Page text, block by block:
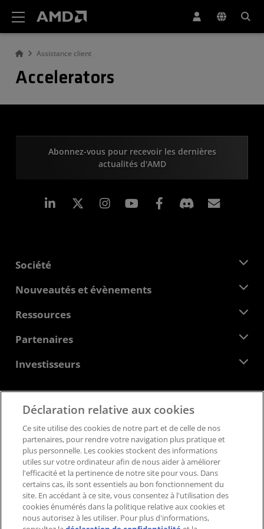
Assistance client
Accelerators
Abonnez-vous pour recevoir les dernières
actualités d'AMD
LinkedIn Instagram Facebook
Société
À propos d'AMD
Responsabilité d'entreprise
Carrières
Nous contacter
Nouveautés et évènements
Salle de presse
Médiathèque
Ressources
Centre pour les développeurs
Études de cas
Partenaires
Hub partenaires AMD
Programme universitaire AMD
Investisseurs
Conseil d'administration
Documents de gouvernance
Dépôts auprès de la SEC
Politique de confidentialité
Marques déposées
Transparence de la chaîne logistique
Concurrence équitable et ouverte
Stratégie fiscale britannique
Politique relative aux cookies
Paramètres des cookies
Déclaration relative aux cookies
Ce site utilise des cookies de notre part et de celle de nos
partenaires, pour rendre votre navigation plus pratique et
plus personnelle. Les cookies stockent des informations
utiles sur votre ordinateur afin de nous aider à améliorer
l'efficacité et la pertinence de notre site pour vous. Dans
certains cas, ils sont essentiels au bon fonctionnement du
site. En accédant à ce site, vous consentez à l'utilisation des
cookies énumérés dans la politique relative aux cookies et
nous autorisez à les utiliser. Pour plus d'informations,